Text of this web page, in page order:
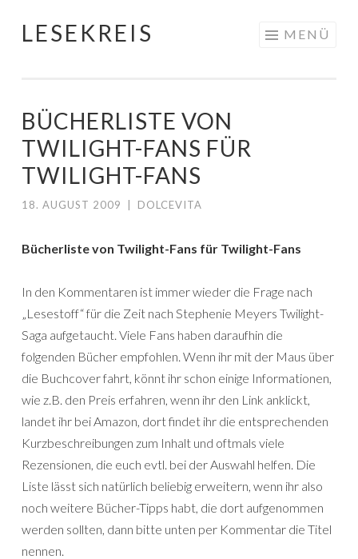
Springe
LESEKREIS MENÜ
BÜCHERLISTE VON
TWILIGHT-FANS FÜR
TWILIGHT-FANS
18. AUGUST 2009 DOLCEVITA
Bücherliste von Twilight-Fans für Twilight-Fans
In den Kommentaren ist immer wieder die Frage nach
„Lesestoff“ für die Zeit nach Stephenie Meyers Twilight-
Saga aufgetaucht. Viele Fans haben daraufhin die
folgenden Bücher empfohlen. Wenn ihr mit der Maus über
die Buchcover fahrt, könnt ihr schon einige Informationen,
wie z.B. den Preis erfahren, wenn ihr den Link anklickt,
landet ihr bei Amazon, dort findet ihr die entsprechenden
Kurzbeschreibungen zum Inhalt und oftmals viele
Rezensionen, die euch evtl. bei der Auswahl helfen. Die
Liste lässt sich natürlich beliebig erweitern, wenn ihr also
noch weitere Bücher-Tipps habt, die dort aufgenommen
werden sollten, dann bitte unten per Kommentar die Titel
nennen.